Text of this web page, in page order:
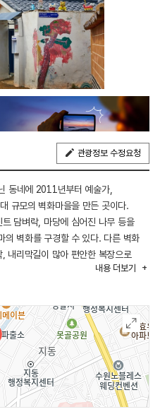
관광정보 수정요청
동네에 2011년부터 예술가,
규모의 벽화마을을 만든 곳이다.
담벼락, 마당에 심어진 나무 등을
의 벽화를 구경할 수 있다. 다른 벽화
내리막길이 많아 편안한 복장으로
2021년도 SBS 방영드라마 ‘그 해
도 자주 등장했기 때문에 이곳에서
내용 더보기